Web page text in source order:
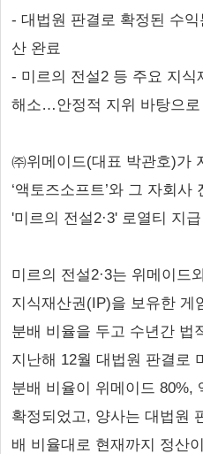
- 대법원 판결로 확정된 수
산 완료
- 미르의 전설2 등 주요 지식
해소…안정적 지위 바탕으로
㈜위메이드(대표 박관호)가
‘액토즈소프트’와 그 자회
'미르의 전설2·3' 로열티 지
미르의 전설2·3는 위메이드
지식재산권(IP)을 보유한 게
분배 비율을 두고 수년간 법
지난해 12월 대법원 판결로
분배 비율이 위메이드 80%,
확정되었고, 양사는 대법원
배 비율대로 현재까지 정산